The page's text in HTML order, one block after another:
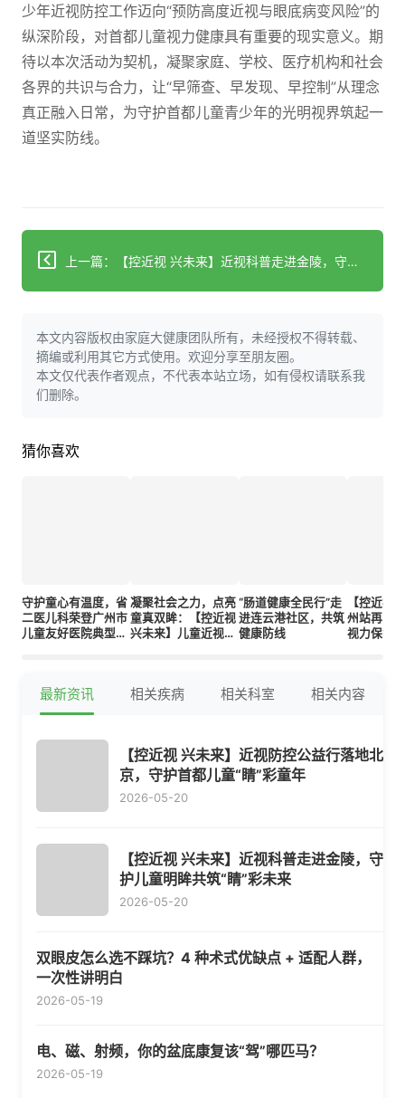
少年近视防控工作迈向“预防高度近视与眼底病变风险”的
纵深阶段，对首都儿童视力健康具有重要的现实意义。期
待以本次活动为契机，凝聚家庭、学校、医疗机构和社会
各界的共识与合力，让“早筛查、早发现、早控制”从理念
真正融入日常，为守护首都儿童青少年的光明视界筑起一
道坚实防线。
上一篇：【控近视 兴未来】近视科普走进金陵，守护儿童明眸共筑“睛”彩未来
本文内容版权由家庭大健康团队所有，未经授权不得转载、
摘编或利用其它方式使用。欢迎分享至朋友圈。
本文仅代表作者观点，不代表本站立场，如有侵权请联系我
们删除。
猜你喜欢
守护童心有温度，省
二医儿科荣登广州市
儿童友好医院典型案
凝聚社会之力，点亮
童真双眸：【控近视
兴未来】儿童近视防
“肠道健康全民行”走
进连云港社区，共筑
健康防线
【控近视
州站再出
视力保驾
最新资讯 相关疾病 相关科室 相关内容
【控近视 兴未来】近视防控公益行落地北
京，守护首都儿童“睛”彩童年
2026-05-20
【控近视 兴未来】近视科普走进金陵，守
护儿童明眸共筑“睛”彩未来
2026-05-20
双眼皮怎么选不踩坑？4 种术式优缺点 + 适配人群，
一次性讲明白
2026-05-19
电、磁、射频，你的盆底康复该“驾”哪匹马？
2026-05-19